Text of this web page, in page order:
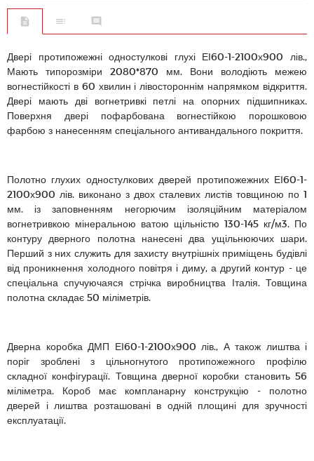
Двері протипожежні одностулкові глухі ЕІ60-1-2100х900 лів.,
Мають типорозміри 2080*870 мм. Вони володіють межею
вогнестійкості в 60 хвилин і лівостороннім напрямком відкриття.
Двері мають дві вогнетривкі петлі на опорних підшипниках.
Поверхня двері пофарбована вогнестійкою порошковою
фарбою з нанесенням спеціального антивандального покриття.
Полотно глухих одностулкових дверей протипожежних ЕІ60-1-
2100х900 лів. виконано з двох сталевих листів товщиною по 1
мм. із заповненням негорючим ізоляційним матеріалом
вогнетривкою мінеральною ватою щільністю 130-145 кг/м3. По
контуру дверного полотна нанесені два ущільнюючих шари.
Перший з них служить для захисту внутрішніх приміщень будівлі
від проникнення холодного повітря і диму, а другий контур - це
спеціальна спучуючаяся стрічка виробництва Італія. Товщина
полотна складає 50 міліметрів.
Дверна коробка ДМП ЕІ60-1-2100х900 лів., А також лиштва і
поріг зроблені з цільногнутого протипожежного профілю
складної конфігурації. Товщина дверної коробки становить 56
міліметра. Короб має компланарну конструкцію - полотно
дверей і лиштва розташовані в одній площині для зручності
експлуатації.